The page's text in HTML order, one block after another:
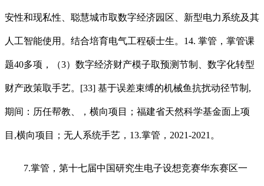
安性和现私性、聪慧城市取数字经济园区、新型电力系统及其
人工智能使用。结合培育电气工程硕士生。14. 掌管，掌管课
题40多项，（3）数字经济财产模子取预测节制、数字化转型
财产政策取手艺。[33] 基于误差束缚的机械鱼抗扰动径节制,
期间：历任帮教、，横向项目；福建省天然科学基金面上项
目,横向项目；无人系统手艺，13.掌管，2021-2021。
7.掌管，第十七届中国研究生电子设想竞赛华东赛区一